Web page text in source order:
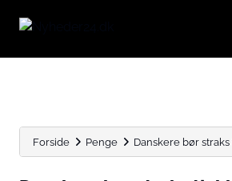
Forside Penge Danskere bør